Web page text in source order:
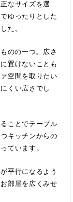
なサイズを選
ゆったりとした
た。
のの一つ。広さ
置けないことも
空間を取りたい
くい広さでし
ことでテーブル
キッチンからの
ています。
平行になるよう
部屋を広くみせ